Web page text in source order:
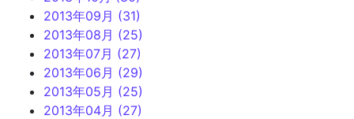
2013年09月 (31)
2013年08月 (25)
2013年07月 (27)
2013年06月 (29)
2013年05月 (25)
2013年04月 (27)